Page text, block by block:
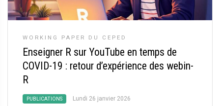
WORKING PAPER DU CEPED
Enseigner R sur YouTube en temps de
COVID-19 : retour d’expérience des webin-
R
PUBLICATIONS Lundi 26 janvier 2026